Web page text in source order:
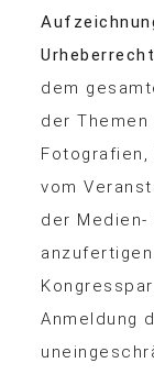
Urheberrecht
dem
der
Fotografien,
vom
der
Anmeldung